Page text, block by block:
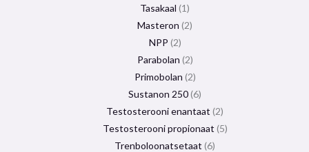
Tasakaal 1
Masteron 2
NPP 2
Parabolan 2
Primobolan 2
Sustanon 250 6
Testosterooni enantaat 2
Testosterooni propionaat 5
Trenboloonatsetaat 6